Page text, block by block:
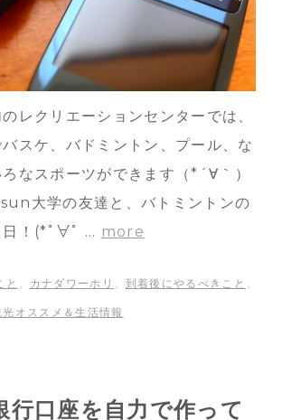
レクリエーションセンターでは、
スケ、バドミントン、プール、な
なスポーツができます（*´∀｀）
大学の友達と、バトミントンの
日！(*ﾟ∀ﾟ … more
と , カナダワーホリ , 到着後にやるべきこと ,
光オススメ＆生活情報
行口座を自力で作って